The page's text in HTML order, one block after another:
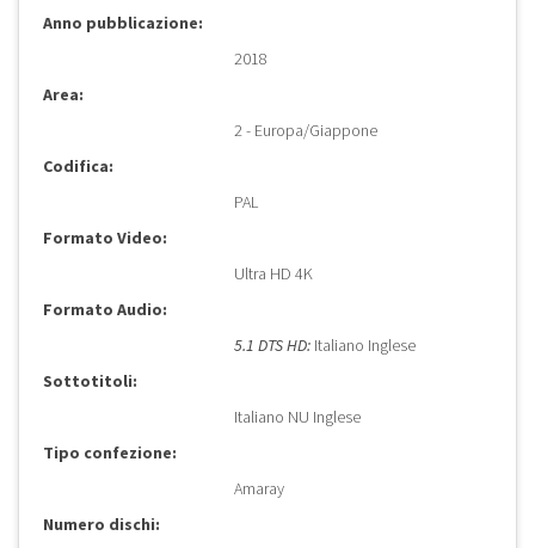
Anno pubblicazione:
2018
Area:
2 - Europa/Giappone
Codifica:
PAL
Formato Video:
Ultra HD 4K
Formato Audio:
5.1 DTS HD: Italiano Inglese
Sottotitoli:
Italiano NU Inglese
Tipo confezione:
Amaray
Numero dischi: